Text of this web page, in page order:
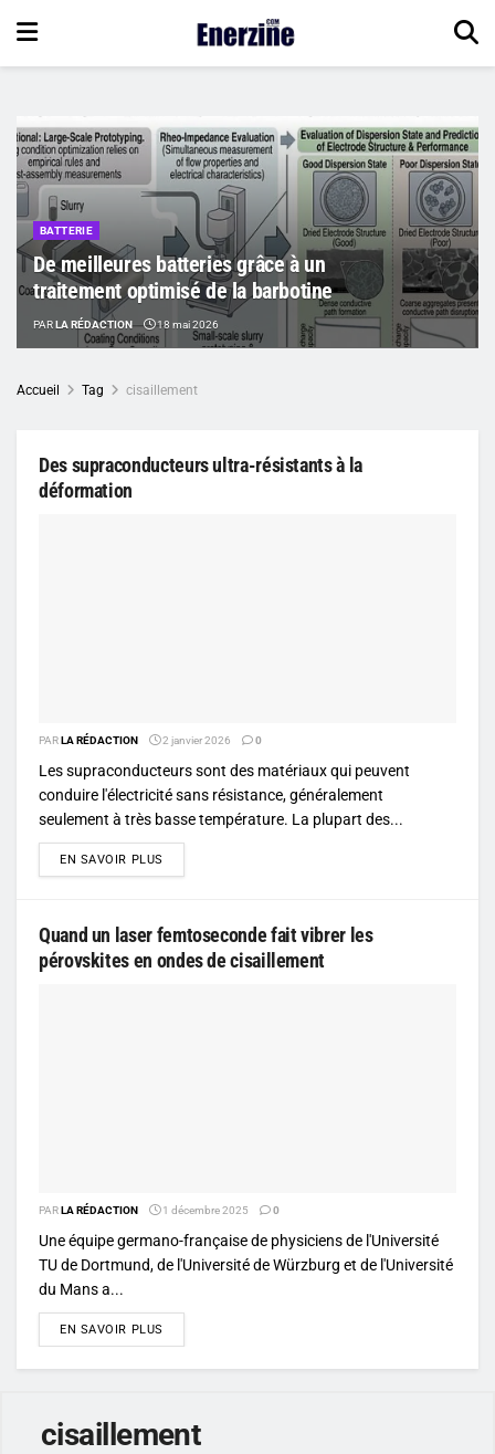
BATTERIE
De meilleures batteries grâce à un
traitement optimisé de la barbotine
PARLA RÉDACTION 18 mai 2026
Accueil Tag cisaillement
Des supraconducteurs ultra-résistants à la
déformation
PARLA RÉDACTION 2 janvier 2026 0
Les supraconducteurs sont des matériaux qui peuvent
conduire l'électricité sans résistance, généralement
seulement à très basse température. La plupart des...
EN SAVOIR PLUS
Quand un laser femtoseconde fait vibrer les
pérovskites en ondes de cisaillement
PARLA RÉDACTION 1 décembre 2025 0
Une équipe germano-française de physiciens de l'Université
TU de Dortmund, de l'Université de Würzburg et de l'Université
du Mans a...
EN SAVOIR PLUS
cisaillement